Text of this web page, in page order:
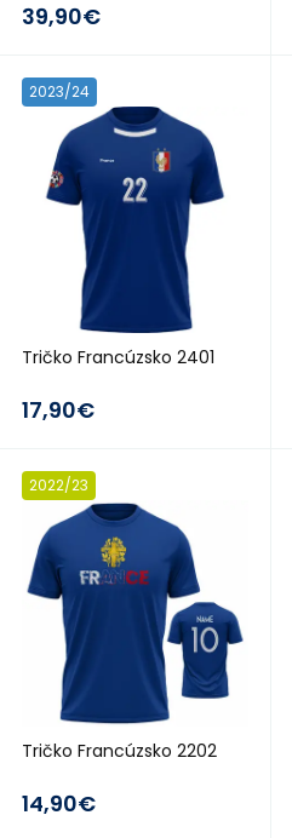
39,90€
2023/24
Tričko Francúzsko 2401
17,90€
2022/23
Tričko Francúzsko 2202
14,90€